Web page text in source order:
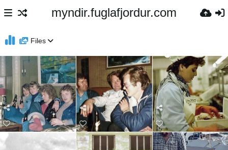
myndir.fuglafjordur.com
Files